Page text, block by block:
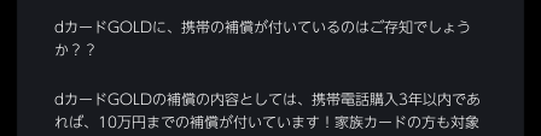
dカードGOLDに、携帯の補償が付いているのはご存知でしょう
か？？
dカードGOLDの補償の内容としては、携帯電話購入3年以内であ
れば、10万円までの補償が付いています！家族カードの方も対象